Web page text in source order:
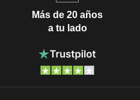
Más de 20 años
a tu lado